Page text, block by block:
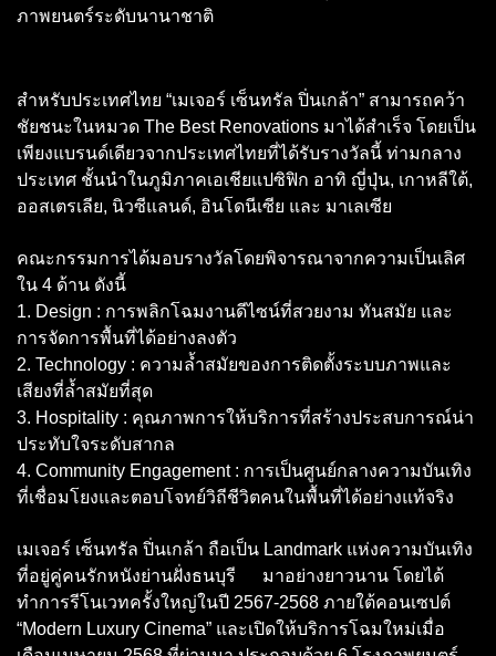
ภาพยนตร์ระดับนานาชาติ
สำหรับประเทศไทย “เมเจอร์ เซ็นทรัล ปิ่นเกล้า” สามารถคว้า
ชัยชนะในหมวด The Best Renovations มาได้สำเร็จ โดยเป็น
เพียงแบรนด์เดียวจากประเทศไทยที่ได้รับรางวัลนี้ ท่ามกลาง
ประเทศ ชั้นนำในภูมิภาคเอเชียแปซิฟิก อาทิ ญี่ปุ่น, เกาหลีใต้,
ออสเตรเลีย, นิวซีแลนด์, อินโดนีเซีย และ มาเลเซีย
คณะกรรมการได้มอบรางวัลโดยพิจารณาจากความเป็นเลิศ
ใน 4 ด้าน ดังนี้
1. Design : การพลิกโฉมงานดีไซน์ที่สวยงาม ทันสมัย และ
การจัดการพื้นที่ได้อย่างลงตัว
2. Technology : ความล้ำสมัยของการติดตั้งระบบภาพและ
เสียงที่ล้ำสมัยที่สุด
3. Hospitality : คุณภาพการให้บริการที่สร้างประสบการณ์น่า
ประทับใจระดับสากล
4. Community Engagement : การเป็นศูนย์กลางความบันเทิง
ที่เชื่อมโยงและตอบโจทย์วิถีชีวิตคนในพื้นที่ได้อย่างแท้จริง
เมเจอร์ เซ็นทรัล ปิ่นเกล้า ถือเป็น Landmark แห่งความบันเทิง
ที่อยู่คู่คนรักหนังย่านฝั่งธนบุรี มาอย่างยาวนาน โดยได้
ทำการรีโนเวทครั้งใหญ่ในปี 2567-2568 ภายใต้คอนเซปต์
“Modern Luxury Cinema” และเปิดให้บริการโฉมใหม่เมื่อ